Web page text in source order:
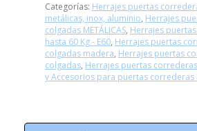
Categorías: Herrajes puertas
metálicas, inox, aluminio, Herrajes
colgadas METÁLICAS, Herrajes
hasta 60 Kg - E60, Herrajes puertas
colgadas madera, Herrajes puertas
colgadas, Herrajes puertas
y Accesorios para puertas correderas